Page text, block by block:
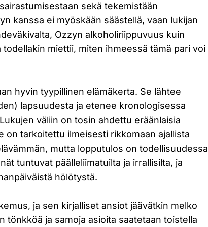
sekä tekemistään
kanssa ei myöskään säästellä, vaan lukijan
Ozzyn alkoholiriippuvuus kuin
miettii, miten ihmeessä tämä pari voi
hyvin tyypillinen elämäkerta. Se lähtee
lapsuudesta ja etenee kronologisessa
väliin on tosin ahdettu eräänlaisia
on tarkoitettu ilmeisesti rikkomaan ajallista
mutta lopputulos on todellisuudessa
tuntuvat päälleliimatuilta ja irrallisilta, ja
hölötystä.
ja sen kirjalliset ansiot jäävätkin melko
tönkköä ja samoja asioita saatetaan toistella